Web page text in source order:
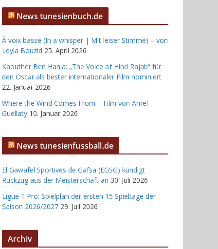
News tunesienbuch.de
À voix basse (In a whisper | Mit leiser Stimme) – von
Leyla Bouzid 25. April 2026
Kaouther Ben Hania: „The Voice of Hind Rajab“ für
den Oscar als bester internationaler Film nominiert
22. Januar 2026
Where the Wind Comes From – Film von Amel
Guellaty 10. Januar 2026
News tunesienfussball.de
El Gawafel Sportives de Gafsa (EGSG) kündigt
Rückzug aus der Meisterschaft an 30. Juli 2026
Ligue 1 Pro: Spielplan der ersten 15 Spieltage der
Saison 2026/2027 29. Juli 2026
Archiv